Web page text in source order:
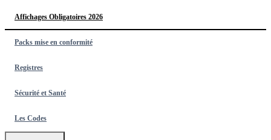
Affichages Obligatoires 2026
Packs mise en conformité
Registres
Sécurité et Santé
Les Codes